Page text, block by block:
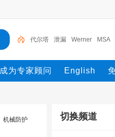
代尔塔 泄漏 Werner MSA
锁具 Masterlock Justrite
成为专家顾问 English
机械防护
切换频道